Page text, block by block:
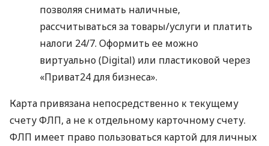
позволяя снимать наличные,
рассчитываться за товары/услуги и платить
налоги 24/7. Оформить ее можно
виртуально (Digital) или пластиковой через
«Приват24 для бизнеса».
Карта привязана непосредственно к текущему
счету ФЛП, а не к отдельному карточному счету.
ФЛП имеет право пользоваться картой для личных